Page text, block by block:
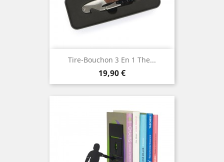
Tire-Bouchon 3 En 1 The...
Prix
19,90 €